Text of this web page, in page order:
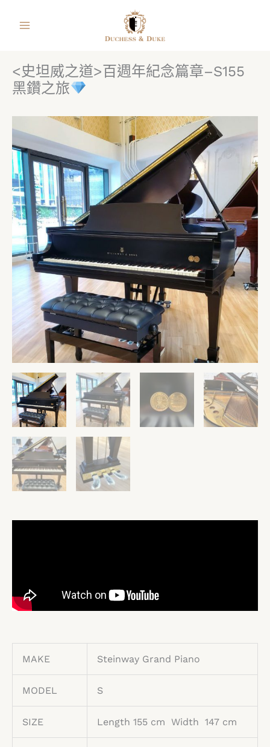
<史坦威之道>百週年紀念篇章–S155
黑鑽之旅
MAKE Steinway Grand Piano
MODEL S
SIZE Length 155 cm Width 147 cm
instagram
line